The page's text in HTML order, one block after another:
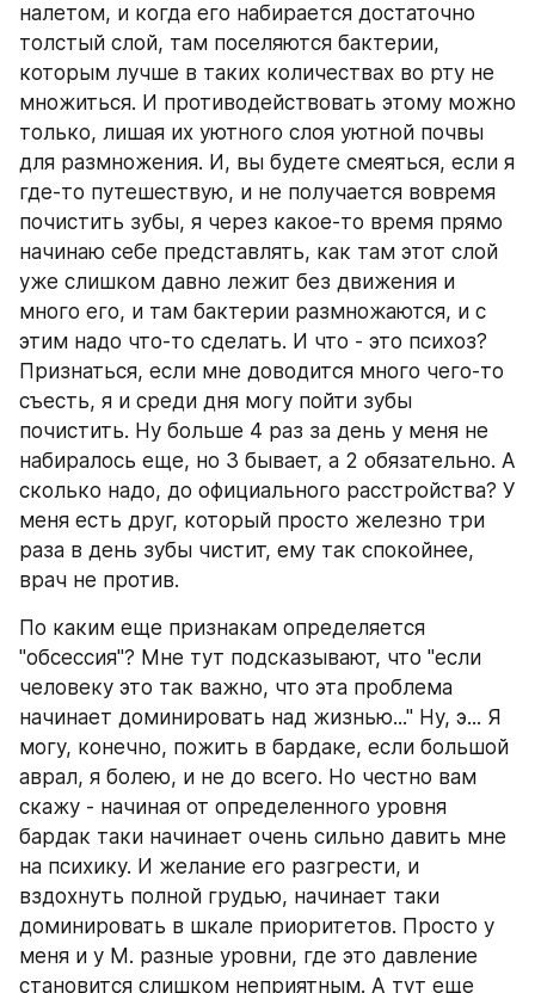
налетом, и когда его набирается достаточно
толстый слой, там поселяются бактерии,
которым лучше в таких количествах во рту не
множиться. И противодействовать этому можно
только, лишая их уютного слоя уютной почвы
для размножения. И, вы будете смеяться, если я
где-то путешествую, и не получается вовремя
почистить зубы, я через какое-то время прямо
начинаю себе представлять, как там этот слой
уже слишком давно лежит без движения и
много его, и там бактерии размножаются, и с
этим надо что-то сделать. И что - это психоз?
Признаться, если мне доводится много чего-то
съесть, я и среди дня могу пойти зубы
почистить. Ну больше 4 раз за день у меня не
набиралось еще, но 3 бывает, а 2 обязательно. А
сколько надо, до официального расстройства? У
меня есть друг, который просто железно три
раза в день зубы чистит, ему так спокойнее,
врач не против.
По каким еще признакам определяется
"обсессия"? Мне тут подсказывают, что "если
человеку это так важно, что эта проблема
начинает доминировать над жизнью..." Ну, э... Я
могу, конечно, пожить в бардаке, если большой
аврал, я болею, и не до всего. Но честно вам
скажу - начиная от определенного уровня
бардак таки начинает очень сильно давить мне
на психику. И желание его разгрести, и
вздохнуть полной грудью, начинает таки
доминировать в шкале приоритетов. Просто у
меня и у М. разные уровни, где это давление
становится слишком неприятным. А тут еще